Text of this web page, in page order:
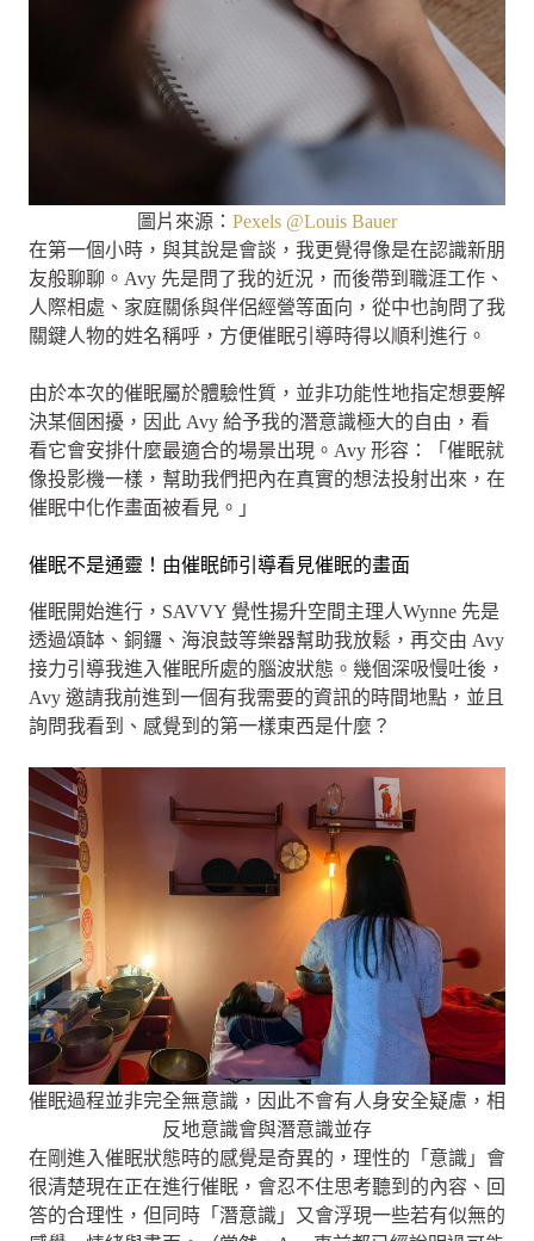
圖片來源： Pexels @Louis Bauer
在第一個小時，與其說是會談，我更覺得像是在認識新朋
友般聊聊。Avy 先是問了我的近況，而後帶到職涯工作、
人際相處、家庭關係與伴侶經營等面向，從中也詢問了我
關鍵人物的姓名稱呼，方便催眠引導時得以順利進行。
由於本次的催眠屬於體驗性質，並非功能性地指定想要解
決某個困擾，因此 Avy 給予我的潛意識極大的自由，看
看它會安排什麼最適合的場景出現。Avy 形容：「催眠就
像投影機一樣，幫助我們把內在真實的想法投射出來，在
催眠中化作畫面被看見。」
催眠不是通靈！由催眠師引導看見催眠的畫面
催眠開始進行，SAVVY 覺性揚升空間主理人Wynne 先是
透過頌缽、銅鑼、海浪鼓等樂器幫助我放鬆，再交由 Avy
接力引導我進入催眠所處的腦波狀態。幾個深吸慢吐後，
Avy 邀請我前進到一個有我需要的資訊的時間地點，並且
詢問我看到、感覺到的第一樣東西是什麼？
催眠過程並非完全無意識，因此不會有人身安全疑慮，相
反地意識會與潛意識並存
在剛進入催眠狀態時的感覺是奇異的，理性的「意識」會
很清楚現在正在進行催眠，會忍不住思考聽到的內容、回
答的合理性，但同時「潛意識」又會浮現一些若有似無的